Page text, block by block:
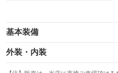
基本装備
エアバッグ：運転席/助手席/サイド
：装備あり
：装備なし
外装・内装
カーナビ：SDナビ